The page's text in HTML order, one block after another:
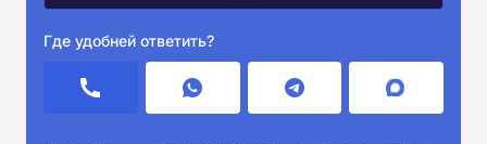
Где удобней ответить?